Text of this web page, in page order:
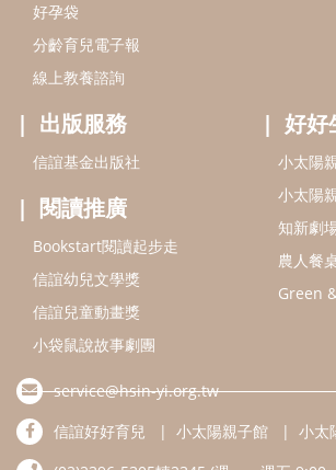
好孕袋
分齡育兒電子報
線上教養諮詢
出版服務
信誼基金出版社
閱讀推廣
Bookstart閱讀起步走
信誼幼兒文學獎
信誼兒童動畫獎
小袋鼠說故事劇團
好好
小太陽
小太陽
知新劇
農人餐
Green
service@hsin-yi.org.tw
信誼好好育兒
小太陽親子館
小太